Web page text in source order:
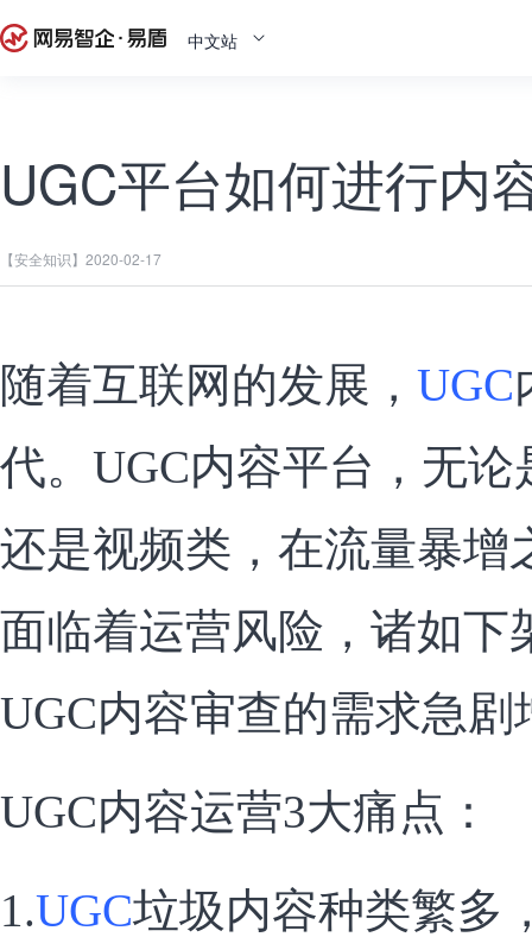
中文站
UGC平台如何进行内
【安全知识】 2020-02-17
随着互联网的发展， UGC
代。UGC内容平台，无
还是视频类，在流量暴增
面临着运营风险，诸如下
UGC内容审查的需求急剧
UGC内容运营3大痛点：
1.UGC垃圾内容种类繁多